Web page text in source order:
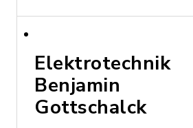
Elektrotechnik
Benjamin
Gottschalck